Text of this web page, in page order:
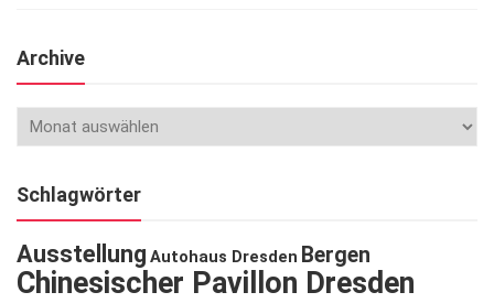
Archive
Schlagwörter
Ausstellung Autohaus Dresden Bergen
Chinesischer Pavillon Dresden